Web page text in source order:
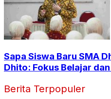
Sapa Siswa Baru SMA
Dhito: Fokus Belajar
Berita Terpopuler